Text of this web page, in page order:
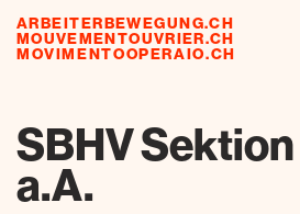
ARBEITERBEWEGUNG.CH
MOUVEMENTOUVRIER.CH
MOVIMENTOOPERAIO.CH
ressources
SBHV
a.A.